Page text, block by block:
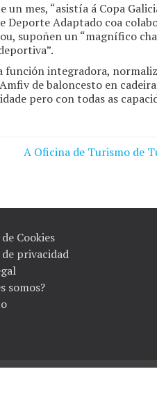
mes, “asistía á Copa
Adaptado coa
supoñen un “magnífico
integradora,
de baloncesto en
pero con todas as
A Oficina de Turismo de
Cookies
privacidad
somos?